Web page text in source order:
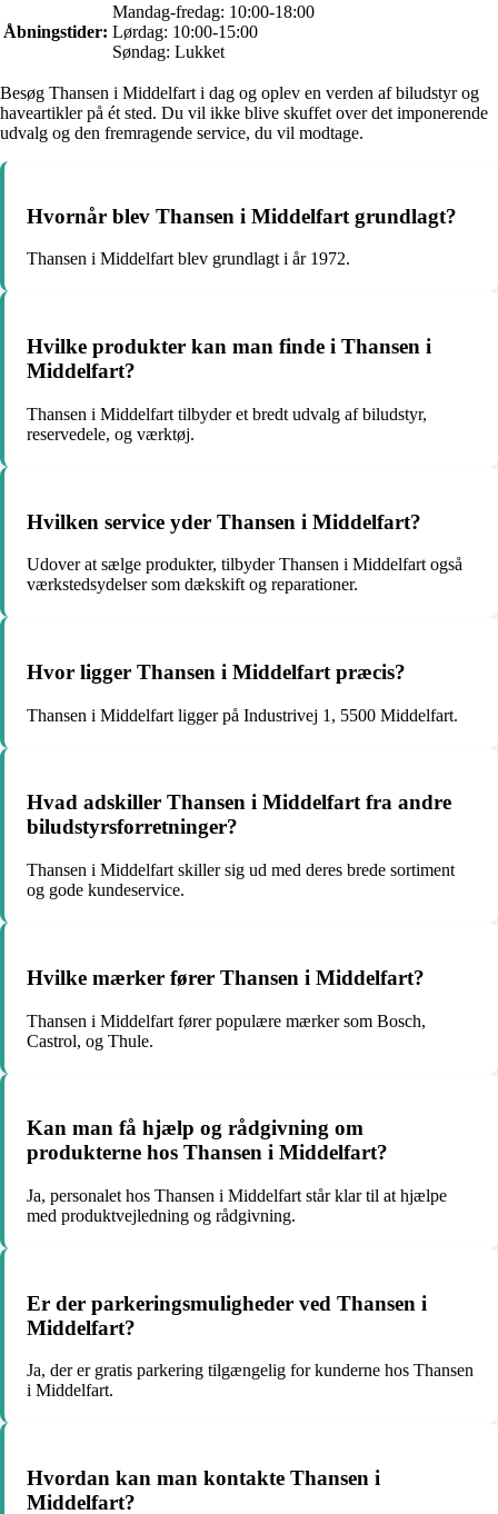
Åbningstider:
Mandag-fredag: 10:00-18:00
Lørdag: 10:00-15:00
Søndag: Lukket
Besøg Thansen i Middelfart i dag og oplev en verden af biludstyr og
haveartikler på ét sted. Du vil ikke blive skuffet over det imponerende
udvalg og den fremragende service, du vil modtage.
Hvornår blev Thansen i Middelfart grundlagt?
Thansen i Middelfart blev grundlagt i år 1972.
Hvilke produkter kan man finde i Thansen i
Middelfart?
Thansen i Middelfart tilbyder et bredt udvalg af biludstyr,
reservedele, og værktøj.
Hvilken service yder Thansen i Middelfart?
Udover at sælge produkter, tilbyder Thansen i Middelfart også
værkstedsydelser som dækskift og reparationer.
Hvor ligger Thansen i Middelfart præcis?
Thansen i Middelfart ligger på Industrivej 1, 5500 Middelfart.
Hvad adskiller Thansen i Middelfart fra andre
biludstyrsforretninger?
Thansen i Middelfart skiller sig ud med deres brede sortiment
og gode kundeservice.
Hvilke mærker fører Thansen i Middelfart?
Thansen i Middelfart fører populære mærker som Bosch,
Castrol, og Thule.
Kan man få hjælp og rådgivning om
produkterne hos Thansen i Middelfart?
Ja, personalet hos Thansen i Middelfart står klar til at hjælpe
med produktvejledning og rådgivning.
Er der parkeringsmuligheder ved Thansen i
Middelfart?
Ja, der er gratis parkering tilgængelig for kunderne hos Thansen
i Middelfart.
Hvordan kan man kontakte Thansen i
Middelfart?